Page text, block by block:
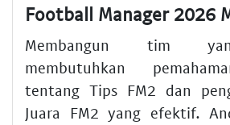
Football Manager 2026
Membangun tim
membutuhkan
tentang Tips FM2 dan
Juara FM2 yang efektif.